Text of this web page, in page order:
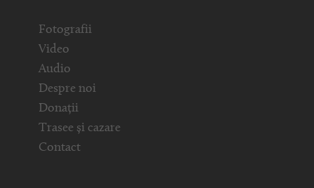
Fotografii
Video
Audio
Despre noi
Donații
Trasee și cazare
Contact